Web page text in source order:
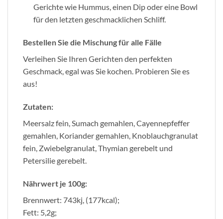
Gerichte wie Hummus, einen Dip oder eine Bowl
für den letzten geschmacklichen Schliff.
Bestellen Sie die Mischung für alle Fälle
Verleihen Sie Ihren Gerichten den perfekten
Geschmack, egal was Sie kochen. Probieren Sie es
aus!
Zutaten:
Meersalz fein, Sumach gemahlen, Cayennepfeffer
gemahlen, Koriander gemahlen, Knoblauchgranulat
fein, Zwiebelgranulat, Thymian gerebelt und
Petersilie gerebelt.
Nährwert je 100g:
Brennwert: 743kj, (177kcal);
Fett: 5,2g;